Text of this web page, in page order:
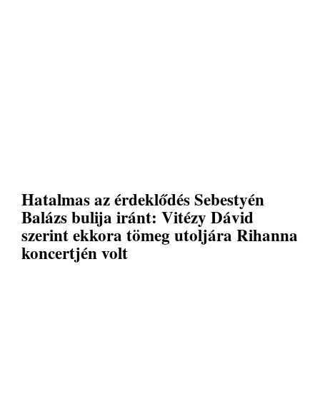
Hatalmas az érdeklődés Sebestyén
Balázs bulija iránt: Vitézy Dávid
szerint ekkora tömeg utoljára Rihanna
koncertjén volt